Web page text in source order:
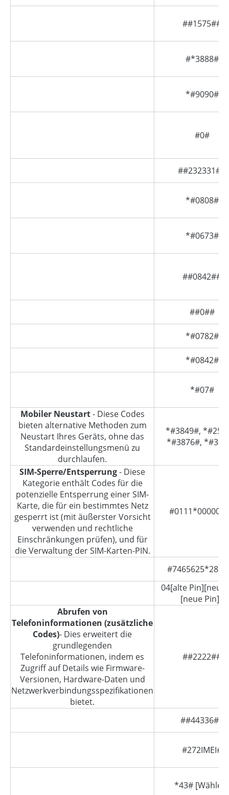
##1575##
#*3888#
*#9090#
#0#
##232331##
*#0808#
*#0673#
##0842##
##0##
*#0782#
*#0842#
*#07#
Mobiler Neustart- Diese Codes
bieten alternative Methoden zum
Neustart Ihres Geräts, ohne das
Standardeinstellungsmenü zu
durchlaufen.
*#3849#,
*#3876#,
SIM-Sperre/Entsperrung- Diese
Kategorie enthält Codes für die
potenzielle Entsperrung einer SIM-
Karte, die für ein bestimmtes Netz
gesperrt ist (mit äußerster Vorsicht
verwenden und rechtliche
Einschränkungen prüfen), und für
die Verwaltung der SIM-Karten-PIN.
04[alte Pin][neue
[neue Pin]*
Abrufen von
Telefoninformationen (zusätzliche
Codes)- Dies erweitert die
grundlegenden
Telefoninformationen, indem es
Zugriff auf Details wie Firmware-
Versionen, Hardware-Daten und
Netzwerkverbindungsspezifikationen
bietet.
##2222##
##44336##
#272IMEI#
*43# [Wählen]